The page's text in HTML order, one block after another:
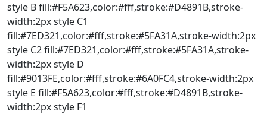
style B fill:#F5A623,color:#fff,stroke:#D4891B,stroke-
width:2px style C1
fill:#7ED321,color:#fff,stroke:#5FA31A,stroke-width:2px
style C2 fill:#7ED321,color:#fff,stroke:#5FA31A,stroke-
width:2px style D
fill:#9013FE,color:#fff,stroke:#6A0FC4,stroke-width:2px
style E fill:#F5A623,color:#fff,stroke:#D4891B,stroke-
width:2px style F1